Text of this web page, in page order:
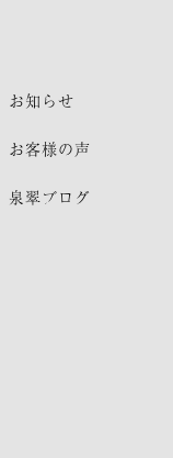
お知らせ
お客様の声
泉翠ブログ